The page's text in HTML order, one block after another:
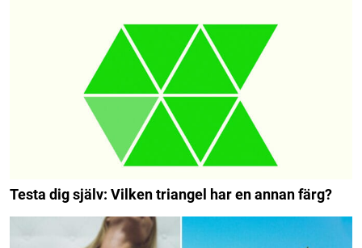
Testa dig själv: Vilken triangel har en annan färg?